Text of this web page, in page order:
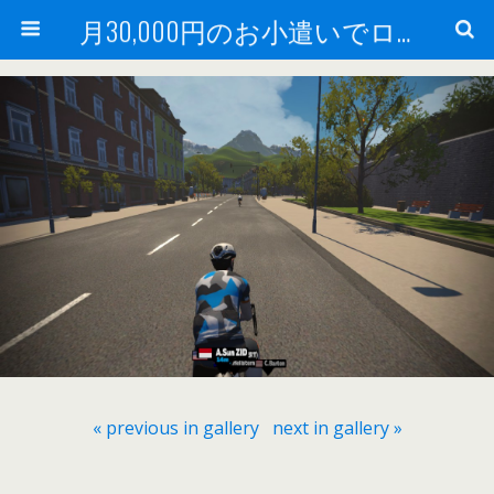
月30,000円のお小遣いでロードバイク
« previous in gallery next in gallery »